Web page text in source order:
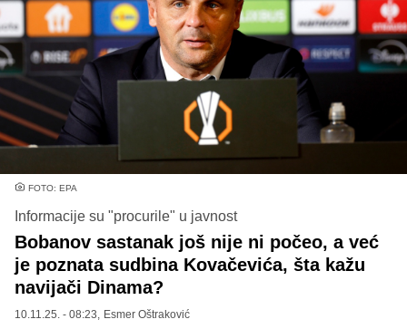
FOTO: EPA
Informacije su "procurile" u javnost
Bobanov sastanak još nije ni počeo, a već
je poznata sudbina Kovačevića, šta kažu
navijači Dinama?
10.11.25. - 08:23, Esmer Oštraković